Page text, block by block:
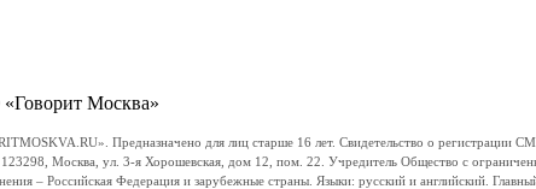
Москва»
Предназначено для лиц старше 16 лет. Свидетельство о регистрации
Москва, ул. 3-я Хорошевская, дом 12, пом. 22. Учредитель Общество с
– Российская Федерация и зарубежные страны. Языки: русский и английский.